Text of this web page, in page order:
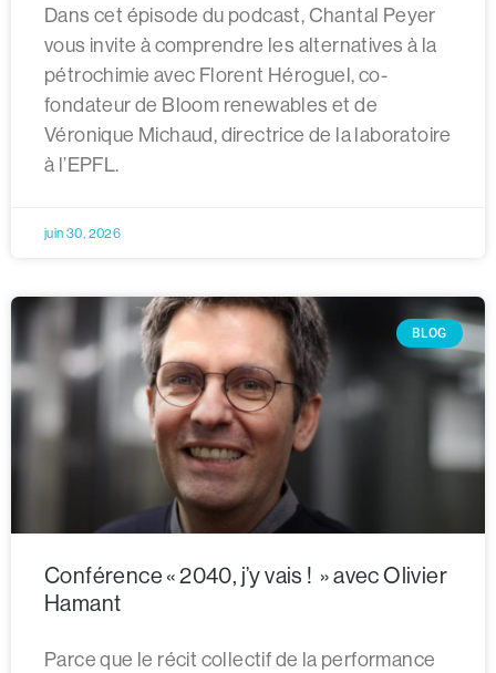
Dans cet épisode du podcast, Chantal Peyer
vous invite à comprendre les alternatives à la
pétrochimie avec Florent Héroguel, co-
fondateur de Bloom renewables et de
Véronique Michaud, directrice de la laboratoire
à l’EPFL.
juin 30, 2026
BLOG
Conférence « 2040, j’y vais ! » avec Olivier
Hamant
Parce que le récit collectif de la performance